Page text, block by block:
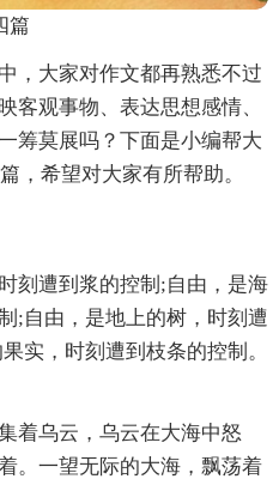
篇
，大家对作文都再熟悉不过
客观事物、表达思想感情、
筹莫展吗？下面是小编帮大
，希望对大家有所帮助。
刻遭到浆的控制;自由，是海
;自由，是地上的树，时刻遭
实，时刻遭到枝条的控制。
着乌云，乌云在大海中怒
。一望无际的大海，飘荡着